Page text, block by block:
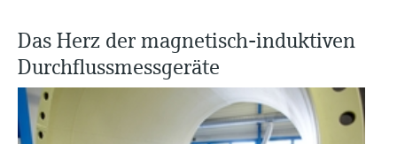
Das Herz der magnetisch-induktiven
Durchflussmessgeräte